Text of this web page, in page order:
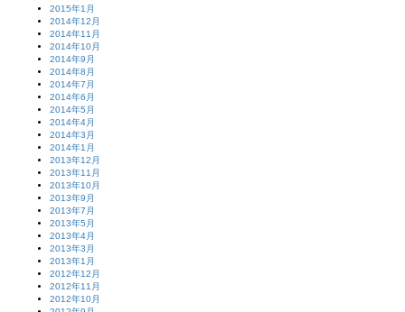
2015年1月
2014年12月
2014年11月
2014年10月
2014年9月
2014年8月
2014年7月
2014年6月
2014年5月
2014年4月
2014年3月
2014年1月
2013年12月
2013年11月
2013年10月
2013年9月
2013年7月
2013年5月
2013年4月
2013年3月
2013年1月
2012年12月
2012年11月
2012年10月